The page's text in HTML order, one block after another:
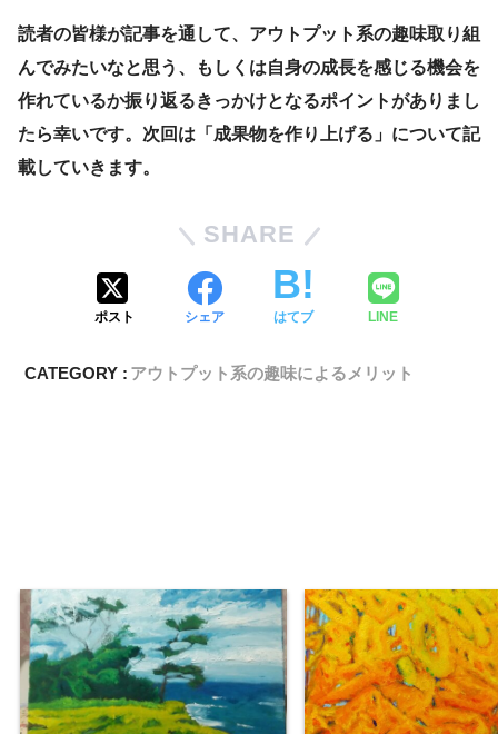
読者の皆様が記事を通して、アウトプット系の趣味取り組
んでみたいなと思う、もしくは自身の成長を感じる機会を
作れているか振り返るきっかけとなるポイントがありまし
たら幸いです。次回は「成果物を作り上げる」について記
載していきます。
SHARE
ポスト シェア はてブ LINE
CATEGORY : アウトプット系の趣味によるメリット